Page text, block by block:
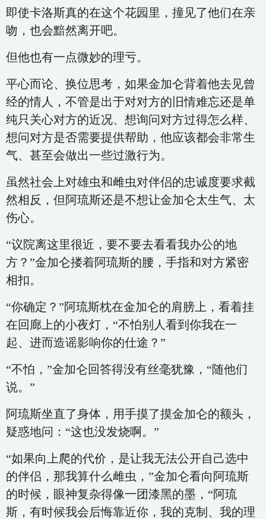
即使卡洛斯真的在这个花园里，撞见了他们在亲
吻，也会黯然离开吧。
但他也有一点微妙的理亏。
平心而论、换位思考，如果金加仑背着他去见曾
经的情人，不管是出于对对方的旧情难忘还是单
纯只关心对方的近况、想询问对方过得怎么样、
想问对方是否需要提供帮助，他应该都会非常生
气、甚至会做出一些过激行为。
虽然社会上对雄虫和雌虫对伴侣的忠诚度要求截
然相反，但阿琉斯还是不想让金加仑太生气、太
伤心。
“议院离这里很近，要不要去看看我办公的地
方？”金加仑搂着阿琉斯的腰，手指和对方紧密
相扣。
“你确定？”阿琉斯枕在金加仑的肩膀上，看着挂
在回廊上的小夜灯，“不怕别人看到你我在一
起、进而造谣影响你的仕途？”
“不怕，”金加仑回答得没有丝毫犹豫，“随他们
说。”
阿琉斯坐直了身体，用手摸了摸金加仑的额头，
疑惑地问：“这也没发烧啊。”
“如果向上爬的代价，是让我无法公开自己选中
的伴侣，那我算什么雌虫，”金加仑看向阿琉斯
的时候，眼神复杂得像一团漆黑的墨，“阿琉
斯，有时候我会后悔靠近你，我的克制、我的理